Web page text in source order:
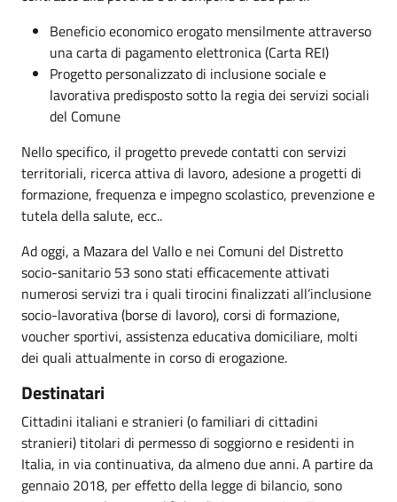
Beneficio economico erogato mensilmente attraverso
una carta di pagamento elettronica (Carta REI)
Progetto personalizzato di inclusione sociale e
lavorativa predisposto sotto la regia dei servizi sociali
del Comune
Nello specifico, il progetto prevede contatti con servizi
territoriali, ricerca attiva di lavoro, adesione a progetti di
formazione, frequenza e impegno scolastico, prevenzione e
tutela della salute, ecc..
Ad oggi, a Mazara del Vallo e nei Comuni del Distretto
socio-sanitario 53 sono stati efficacemente attivati
numerosi servizi tra i quali tirocini finalizzati all’inclusione
socio-lavorativa (borse di lavoro), corsi di formazione,
voucher sportivi, assistenza educativa domiciliare, molti
dei quali attualmente in corso di erogazione.
Destinatari
Cittadini italiani e stranieri (o familiari di cittadini
stranieri) titolari di permesso di soggiorno e residenti in
Italia, in via continuativa, da almeno due anni. A partire da
gennaio 2018, per effetto della legge di bilancio, sono